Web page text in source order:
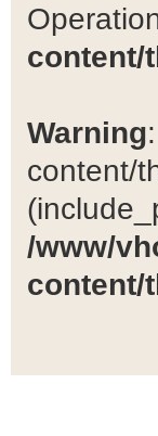
content/
Warning
content/
/www/
content/